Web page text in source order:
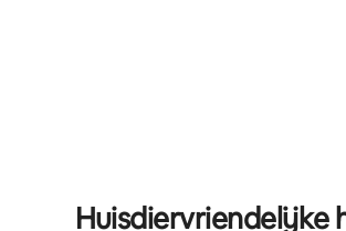
van 5 op 5, 9 recensies
Huisdiervriendelijke